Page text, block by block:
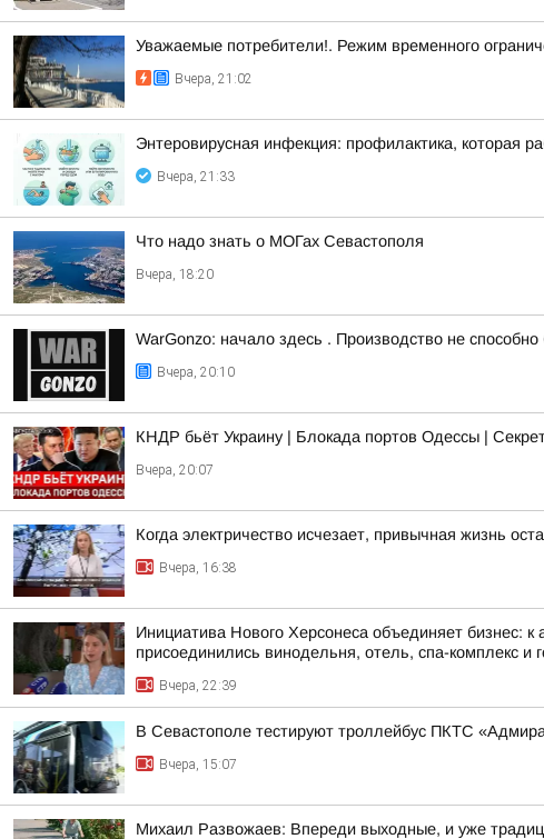
Уважаемые потребители!. Режим временного
Вчера, 21:02
Энтеровирусная инфекция: профилактика, которая
Вчера, 21:33
Что надо знать о МОГах Севастополя
Вчера, 18:20
WarGonzo: начало здесь . Производство не
Вчера, 20:10
КНДР бьёт Украину | Блокада портов Одессы |
Вчера, 20:07
Когда электричество исчезает, привычная жизнь
Вчера, 16:38
Инициатива Нового Херсонеса объединяет бизнес:
присоединились винодельня, отель, спа-комплекс и
Вчера, 22:39
В Севастополе тестируют троллейбус ПКТС
Вчера, 15:07
Михаил Развожаев: Впереди выходные, и уже